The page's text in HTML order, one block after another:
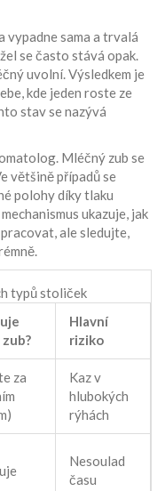
vypadne sama a trvalá
se často stává opak.
uvolní. Výsledkem je
kde jeden roste ze
stav se nazývá
Mléčný zub se
většině případů se
polohy díky tlaku
ukazuje, jak
ale sledujte,
typů stoliček
Hlavní
riziko
za
Kaz v
hlubokých
rýhách
Nesoulad
času